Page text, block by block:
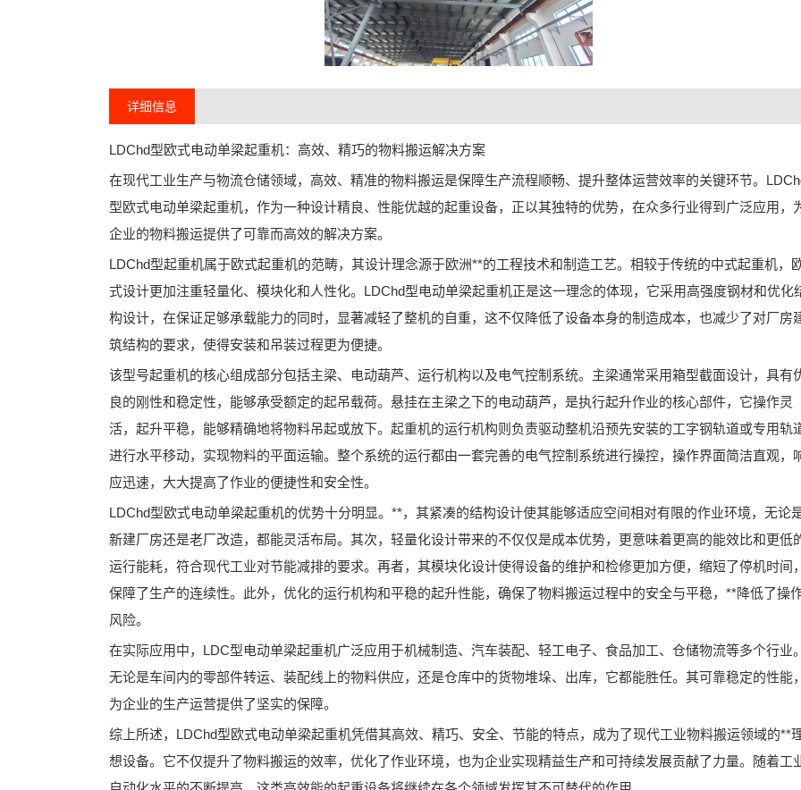
详细信息
LDChd型欧式电动单梁起重机：高效、精巧的物料搬运解决方案
在现代工业生产与物流仓储领域，高效、精准的物料搬运是保障生产流程顺畅、提升整体运营效率的关键环节。
型欧式电动单梁起重机，作为一种设计精良、性能优越的起重设备，正以其独特的优势，在众多行业得到广泛应用，
企业的物料搬运提供了可靠而高效的解决方案。
LDChd型起重机属于欧式起重机的范畴，其设计理念源于欧洲**的工程技术和制造工艺。相较于传统的中式起重机，
式设计更加注重轻量化、模块化和人性化。LDChd型电动单梁起重机正是这一理念的体现，它采用高强度钢材和优化
构设计，在保证足够承载能力的同时，显著减轻了整机的自重，这不仅降低了设备本身的制造成本，也减少了对厂房
筑结构的要求，使得安装和吊装过程更为便捷。
该型号起重机的核心组成部分包括主梁、电动葫芦、运行机构以及电气控制系统。主梁通常采用箱型截面设计，具有
良的刚性和稳定性，能够承受额定的起吊载荷。悬挂在主梁之下的电动葫芦，是执行起升作业的核心部件，它操作灵
活，起升平稳，能够精确地将物料吊起或放下。起重机的运行机构则负责驱动整机沿预先安装的工字钢轨道或专用轨
进行水平移动，实现物料的平面运输。整个系统的运行都由一套完善的电气控制系统进行操控，操作界面简洁直观，
应迅速，大大提高了作业的便捷性和安全性。
LDChd型欧式电动单梁起重机的优势十分明显。**，其紧凑的结构设计使其能够适应空间相对有限的作业环境，无论
新建厂房还是老厂改造，都能灵活布局。其次，轻量化设计带来的不仅仅是成本优势，更意味着更高的能效比和更低
运行能耗，符合现代工业对节能减排的要求。再者，其模块化设计使得设备的维护和检修更加方便，缩短了停机时间
保障了生产的连续性。此外，优化的运行机构和平稳的起升性能，确保了物料搬运过程中的安全与平稳，**降低了操
风险。
在实际应用中，LDC型电动单梁起重机广泛应用于机械制造、汽车装配、轻工电子、食品加工、仓储物流等多个行业
无论是车间内的零部件转运、装配线上的物料供应，还是仓库中的货物堆垛、出库，它都能胜任。其可靠稳定的性能
为企业的生产运营提供了坚实的保障。
综上所述，LDChd型欧式电动单梁起重机凭借其高效、精巧、安全、节能的特点，成为了现代工业物料搬运领域的**
想设备。它不仅提升了物料搬运的效率，优化了作业环境，也为企业实现精益生产和可持续发展贡献了力量。随着工